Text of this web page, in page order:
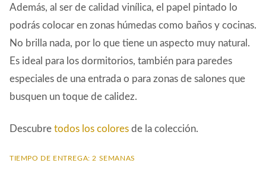
Además, al ser de calidad vinílica, el papel pintado lo
podrás colocar en zonas húmedas como baños y cocinas.
No brilla nada, por lo que tiene un aspecto muy natural.
Es ideal para los dormitorios, también para paredes
especiales de una entrada o para zonas de salones que
busquen un toque de calidez.
Descubre todos los colores de la colección.
TIEMPO DE ENTREGA: 2 SEMANAS